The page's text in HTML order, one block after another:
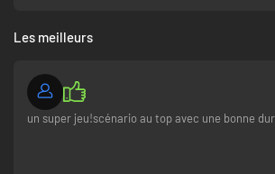
Les meilleurs
un super jeu!scénario au top avec une bonne